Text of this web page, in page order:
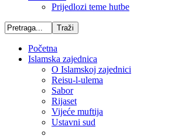
Prijedlozi teme hutbe
Početna
Islamska zajednica
O Islamskoj zajednici
Reisu-l-ulema
Sabor
Rijaset
Vijeće muftija
Ustavni sud